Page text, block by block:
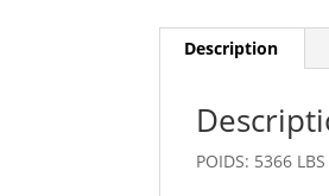
Description
POIDS: 5366 LBS